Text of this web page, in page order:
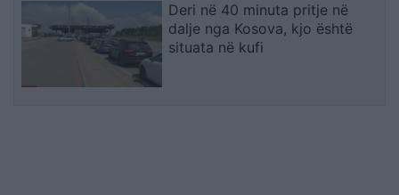
Deri në 40 minuta pritje në
dalje nga Kosova, kjo është
situata në kufi